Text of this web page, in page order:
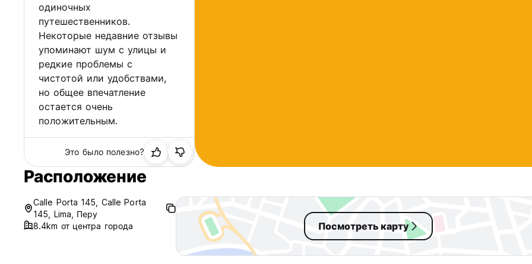
одиночных
путешественников.
Некоторые недавние отзывы
упоминают шум с улицы и
редкие проблемы с
чистотой или удобствами,
но общее впечатление
остается очень
положительным.
Это было полезно?
Расположение
Calle Porta 145, Calle Porta
145, Lima, Перу
8.4km от центра города
Посмотреть карту